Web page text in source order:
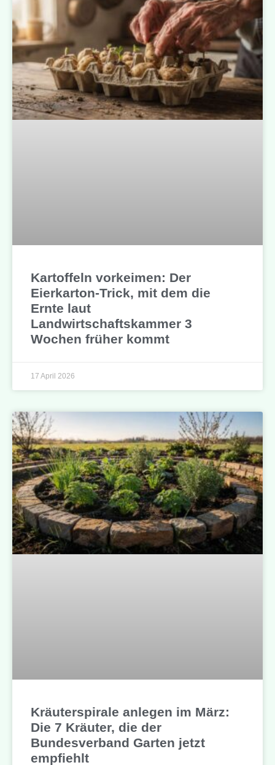
Kartoffeln vorkeimen: Der
Eierkarton-Trick, mit dem die
Ernte laut
Landwirtschaftskammer 3
Wochen früher kommt
17 April 2026
Kräuterspirale anlegen im März:
Die 7 Kräuter, die der
Bundesverband Garten jetzt
empfiehlt